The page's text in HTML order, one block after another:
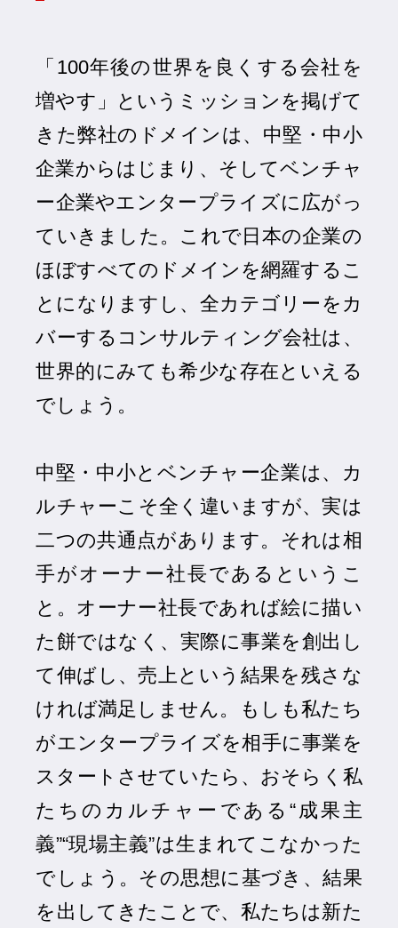
「100年後の世界を良くする会社を
増やす」というミッションを掲げて
きた弊社のドメインは、中堅・中小
企業からはじまり、そしてベンチャ
ー企業やエンタープライズに広がっ
ていきました。これで日本の企業の
ほぼすべてのドメインを網羅するこ
とになりますし、全カテゴリーをカ
バーするコンサルティング会社は、
世界的にみても希少な存在といえる
でしょう。
中堅・中小とベンチャー企業は、カ
ルチャーこそ全く違いますが、実は
二つの共通点があります。それは相
手がオーナー社長であるというこ
と。オーナー社長であれば絵に描い
た餅ではなく、実際に事業を創出し
て伸ばし、売上という結果を残さな
ければ満足しません。もしも私たち
がエンタープライズを相手に事業を
スタートさせていたら、おそらく私
たちのカルチャーである“成果主
義”“現場主義”は生まれてこなかった
でしょう。その思想に基づき、結果
を出してきたことで、私たちは新た